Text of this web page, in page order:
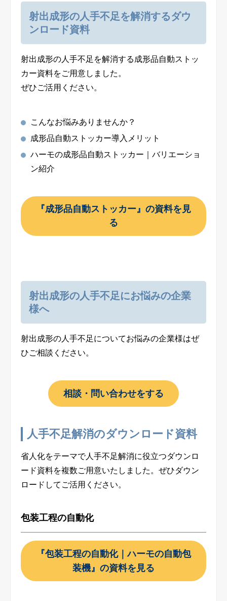
射出成形の人手不足を解消するダウ
ンロード資料
射出成形の人手不足を解消する成形品自動ストッ
カー資料をご用意しました。
ぜひご活用ください。
こんなお悩みありませんか？
成形品自動ストッカー導入メリット
ハーモの成形品自動ストッカー｜バリエーショ
ン紹介
『成形品自動ストッカー』の資料を見
る
射出成形の人手不足にお悩みの企業
様へ
射出成形の人手不足についてお悩みの企業様はぜ
ひご相談ください。
相談・問い合わせをする
人手不足解消のダウンロード資料
省人化をテーマで人手不足解消に役立つダウンロ
ード資料を複数ご用意いたしました。ぜひダウン
ロードしてご活用 ください。
包装工程の自動化
『包装工程の自動化｜ハーモの自動包
装機』の資料を見る